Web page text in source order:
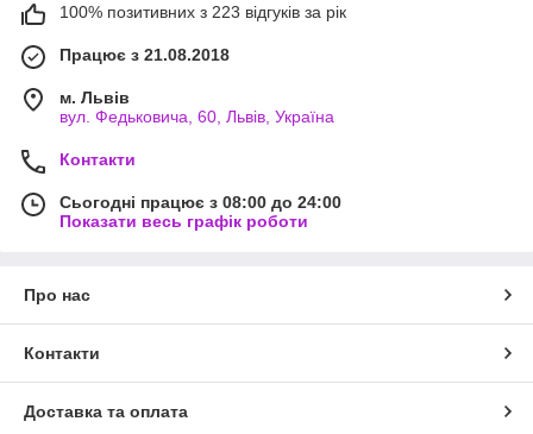
100% позитивних з 223 відгуків за рік
Працює з 21.08.2018
м. Львів
вул. Федьковича, 60, Львів, Україна
Контакти
Сьогодні працює з 08:00 до 24:00
Показати весь графік роботи
Про нас
Контакти
Доставка та оплата